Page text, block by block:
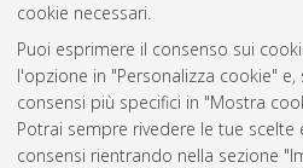
cookie necessari.
Puoi esprimere il consenso sui
l'opzione in "Personalizza cookie"
consensi più specifici in "Mostra
Potrai sempre rivedere le tue scelte
consensi rientrando nella sezione
Atom
Rss 1.0
Rss 2.0